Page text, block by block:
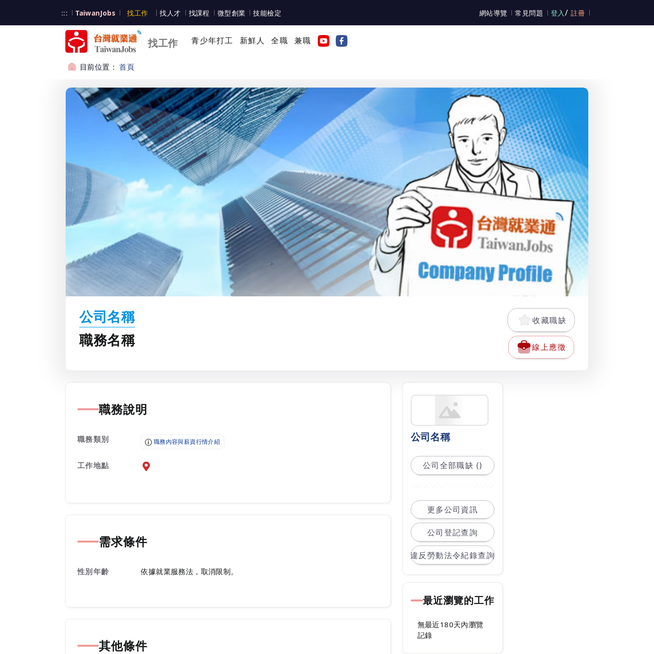
::: TaiwanJobs 台灣就業通
找工作 台灣就業通
找人才 找課程 微型創業 技能檢定 網站導覽 常見問題 登入 / 註冊
找工作 青少年打工 新鮮人 全職 兼職
目前位置：首頁
公司名稱
職務名稱
收藏職缺
線上應徵
職務說明
職務類別 職務內容與薪資行情介紹
工作地點 前往查看地圖
需求條件
性別年齡 依據就業服務法，取消限制。
其他條件
公司名稱
公司全部職缺 ()
更多公司資訊
公司登記查詢
違反勞動法令紀錄查詢
最近瀏覽的工作
無最近180天內瀏覽
記錄